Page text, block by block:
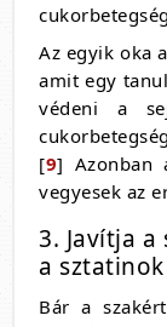
Az egyik oka
amit egy
védeni a
[9] Azonban
vegyesek az
3. Javítja a
a
Bár a